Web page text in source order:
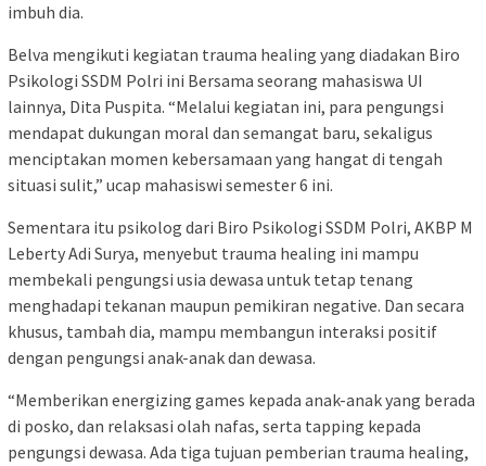
imbuh dia.
Belva mengikuti kegiatan trauma healing yang diadakan Biro
Psikologi SSDM Polri ini Bersama seorang mahasiswa UI
lainnya, Dita Puspita. “Melalui kegiatan ini, para pengungsi
mendapat dukungan moral dan semangat baru, sekaligus
menciptakan momen kebersamaan yang hangat di tengah
situasi sulit,” ucap mahasiswi semester 6 ini.
Sementara itu psikolog dari Biro Psikologi SSDM Polri, AKBP M
Leberty Adi Surya, menyebut trauma healing ini mampu
membekali pengungsi usia dewasa untuk tetap tenang
menghadapi tekanan maupun pemikiran negative. Dan secara
khusus, tambah dia, mampu membangun interaksi positif
dengan pengungsi anak-anak dan dewasa.
“Memberikan energizing games kepada anak-anak yang berada
di posko, dan relaksasi olah nafas, serta tapping kepada
pengungsi dewasa. Ada tiga tujuan pemberian trauma healing,